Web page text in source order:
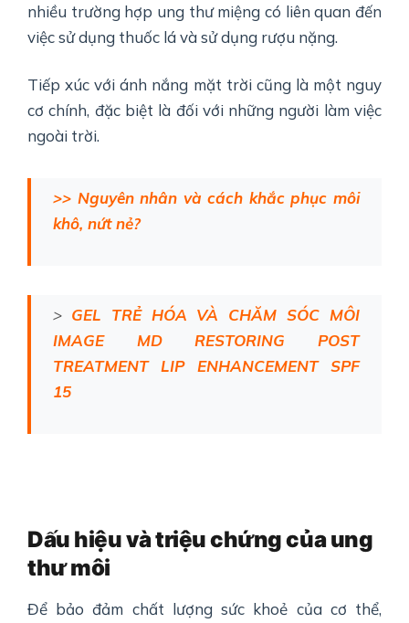
nhiều trường hợp ung thư miệng có liên quan đến
việc sử dụng thuốc lá và sử dụng rượu nặng.
Tiếp xúc với ánh nắng mặt trời cũng là một nguy
cơ chính, đặc biệt là đối với những người làm việc
ngoài trời.
>> Nguyên nhân và cách khắc phục môi
khô, nứt nẻ?
> GEL TRẺ HÓA VÀ CHĂM SÓC MÔI
IMAGE MD RESTORING POST
TREATMENT LIP ENHANCEMENT SPF
15
Dấu hiệu và triệu chứng của ung
thư môi
Để bảo đảm chất lượng sức khoẻ của cơ thể,